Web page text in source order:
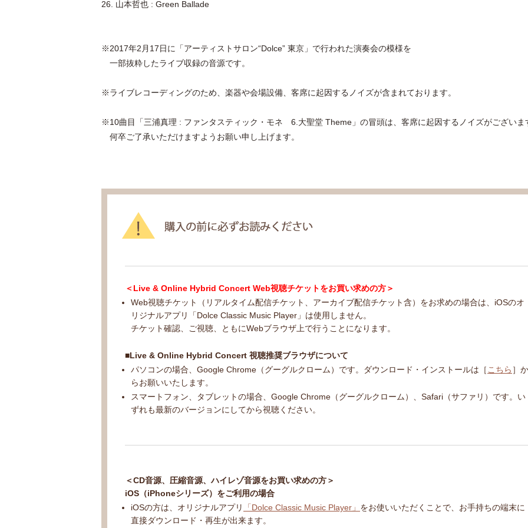
26. 山本哲也 : Green Ballade
※2017年2月17日に「アーティストサロン“Dolce” 東京」で行われた演奏会の模様を
一部抜粋したライブ収録の音源です。
※ライブレコーディングのため、楽器や会場設備、客席に起因するノイズが含まれております。
※10曲目「三浦真理 : ファンタスティック・モネ 6.大聖堂 Theme」の冒頭は、客席に起因するノイズがございま
何卒ご了承いただけますようお願い申し上げます。
＜Live & Online Hybrid Concert Web視聴チケットをお買い求めの方＞
Web視聴チケット（リアルタイム配信チケット、アーカイブ配信チケット含）をお求めの場合は、iOSのオ
リジナルアプリ「Dolce Classic Music Player」は使用しません。
チケット確認、ご視聴、ともにWebブラウザ上で行うことになります。
■Live & Online Hybrid Concert 視聴推奨ブラウザについて
パソコンの場合、Google Chrome（グーグルクローム）です。ダウンロード・インストールは［ こちら ］か
らお願いいたします。
スマートフォン、タブレットの場合、Google Chrome（グーグルクローム）、Safari（サファリ）です。い
ずれも最新のバージョンにしてから視聴ください。
＜CD音源、圧縮音源、ハイレゾ音源をお買い求めの方＞
iOS（iPhoneシリーズ）をご利用の場合
iOSの方は、オリジナルアプリ
「Dolce Classic Music Player」 をお使いいただくことで、お手持ちの端末に
直接ダウンロード・再生が出来ます。